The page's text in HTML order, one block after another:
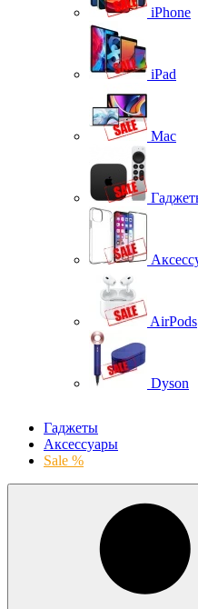
iPhone
iPad
Mac
AirPods
Dyson
Гаджеты
Аксессуары
Sale %